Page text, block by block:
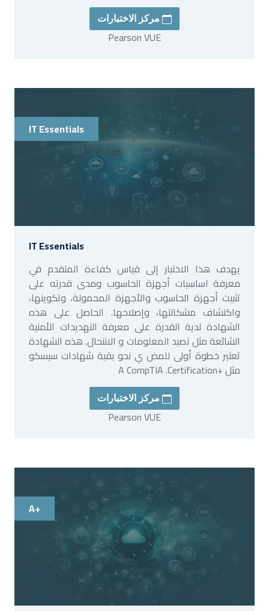
مركز الاختبارات
Pearson VUE
IT Essentials
IT Essentials
يهدف هذا الاختبار إلى قياس كفاءة المتقدم في
معرفة اساسيات أجهزة الحاسوب ومدى قدرته على
تثبيت أجهزة الحاسوب والأجهزة المحمولة، وتكوينها،
واكتشاف مشكالتها، وإصلاحها. الحاصل على هذه
الشهادة لدية القدرة على معرفة التهديدات الأمنية
الشائعة مثل تصيد المعلومات و الانتحال. هذه الشهادة
تعتبر خطوة أولى للمض ي نحو بقية شهادات سيسكو
مثل +A CompTIA .Certification
مركز الاختبارات
Pearson VUE
A+